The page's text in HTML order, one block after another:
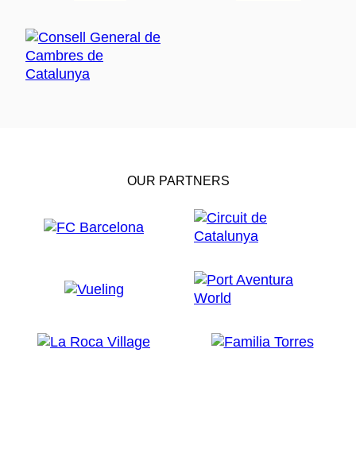
OUR PARTNERS